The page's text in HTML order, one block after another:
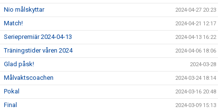
Nio målskyttar 2024-04-27 20:23
Match! 2024-04-21 12:17
Seriepremiär 2024-04-13 2024-04-13 16:22
Träningstider våren 2024 2024-04-06 18:06
Glad påsk! 2024-03-28
Målvaktscoachen 2024-03-24 18:14
Pokal 2024-03-16 20:48
Final 2024-03-09 15:13